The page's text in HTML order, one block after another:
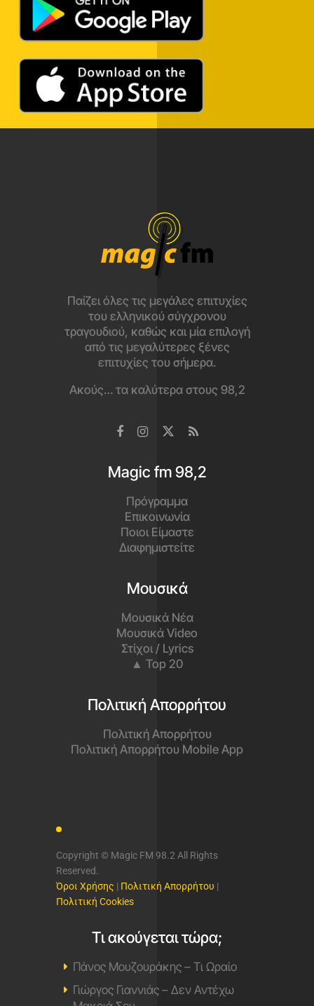
Παίζει όλες τις μεγάλες επιτυχίες
του ελληνικού σύγχρονου
τραγουδιού, καθώς και μία επιλογή
από τις μεγαλύτερες ξένες
επιτυχίες του σήμερα.
Ακούς… τα καλύτερα στους 98,2
Magic fm 98,2
Πρόγραμμα
Επικοινωνία
Ποιοι Είμαστε
Διαφημιστείτε
Μουσικά
Μουσικά Νέα
Μουσικά Video
Στίχοι / Lyrics
▲ Top 20
Πολιτική Απορρήτου
Πολιτική Απορρήτου
Πολιτική Απορρήτου Mobile App
Copyright © Magic FM 98.2 All Rights
Reserved.
Όροι Χρήσης | Πολιτική Απορρήτου |
Πολιτική Cookies
Τι ακούγεται τώρα;
Πάνος Μουζουράκης – Τι Ωραίο
Γιώργος Γιαννιάς – Δεν Αντέχω